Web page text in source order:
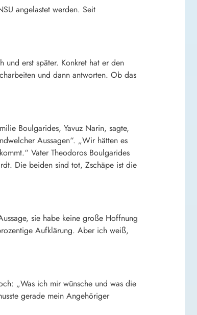
angelastet werden. Seit
erst später. Konkret hat er den
und dann antworten. Ob das
Boulgarides, Yavuz Narin, sagte,
Aussagen“. „Wir hätten es
Vater Theodoros Boulgarides
Die beiden sind tot, Zschäpe ist die
sie habe keine große Hoffnung
Aufklärung. Aber ich weiß,
„Was ich mir wünsche und was die
gerade mein Angehöriger